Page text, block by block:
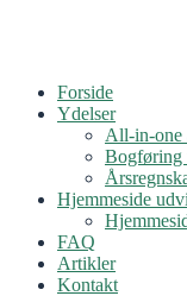
Forside
Ydelser
All-in-one
Bogføring
Hjemmeside
FAQ
Artikler
Kontakt